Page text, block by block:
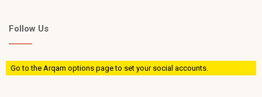
Follow Us
Go to the Arqam options page to set your social accounts.